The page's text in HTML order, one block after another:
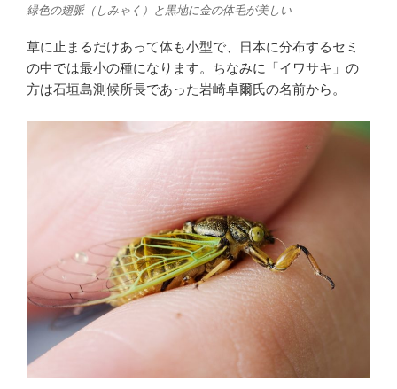
緑色の翅脈（しみゃく）と黒地に金の体毛が美しい
草に止まるだけあって体も小型で、日本に分布するセミ
の中では最小の種になります。ちなみに「イワサキ」の
方は石垣島測候所長であった岩崎卓爾氏の名前から。